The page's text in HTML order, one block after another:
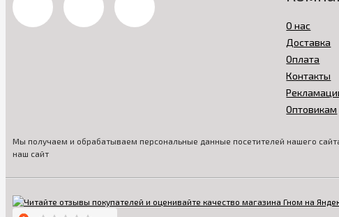
О нас
Доставка
Оплата
Контакты
Оптовикам
Мы получаем и обрабатываем персональные данные посетителей нашего
наш сайт